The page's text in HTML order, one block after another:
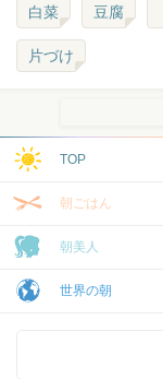
白菜 豆腐
片づけ
TOP
朝ごはん
朝美人
世界の朝